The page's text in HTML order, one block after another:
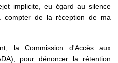
implicite, eu égard au silence
compter de la réception de ma
la Commission d'Accès aux
pour dénoncer la rétention